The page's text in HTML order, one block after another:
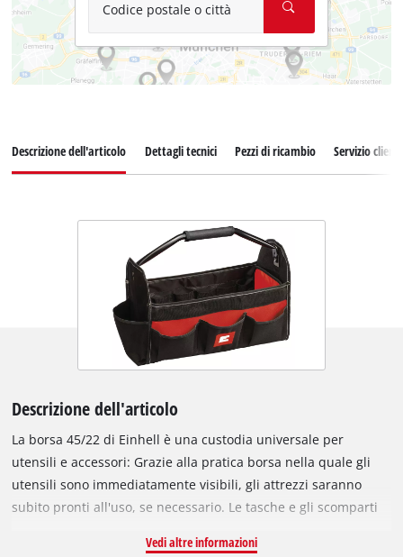
Codice postale o città
Descrizione dell'articolo Dettagli tecnici Pezzi di ricambio Servizio clienti
Descrizione dell'articolo
La borsa 45/22 di Einhell è una custodia universale per
utensili e accessori: Grazie alla pratica borsa nella quale gli
utensili sono immediatamente visibili, gli attrezzi saranno
subito pronti all'uso, se necessario. Le tasche e gli scomparti
accessori sia piccoli sia grandi. Per esempio, è possibile
Vedi altre informazioni